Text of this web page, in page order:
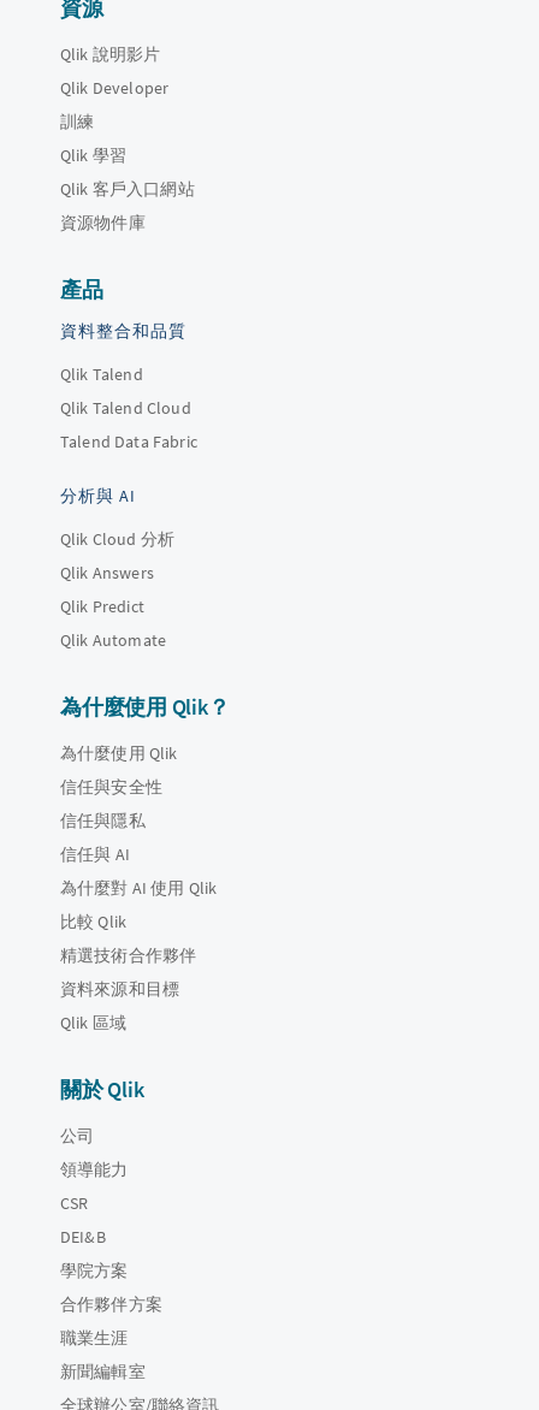
資源
Qlik 說明影片
Qlik Developer
訓練
Qlik 學習
Qlik 客戶入口網站
資源物件庫
產品
資料整合和品質
Qlik Talend
Qlik Talend Cloud
Talend Data Fabric
分析與 AI
Qlik Cloud 分析
Qlik Answers
Qlik Predict
Qlik Automate
為什麼使用 Qlik？
為什麼使用 Qlik
信任與安全性
信任與隱私
信任與 AI
為什麼對 AI 使用 Qlik
比較 Qlik
精選技術合作夥伴
資料來源和目標
Qlik 區域
關於 Qlik
公司
領導能力
CSR
DEI&B
學院方案
合作夥伴方案
職業生涯
新聞編輯室